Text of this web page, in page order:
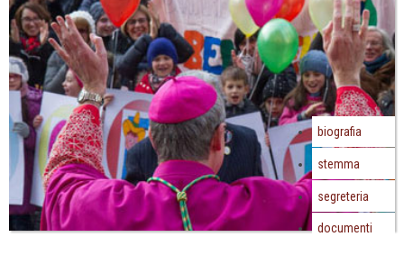
biografia
stemma
segreteria
documenti